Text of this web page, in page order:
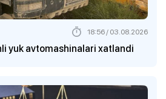
yuk avtomashinalari xatlandi
18:56 / 03.08.2026